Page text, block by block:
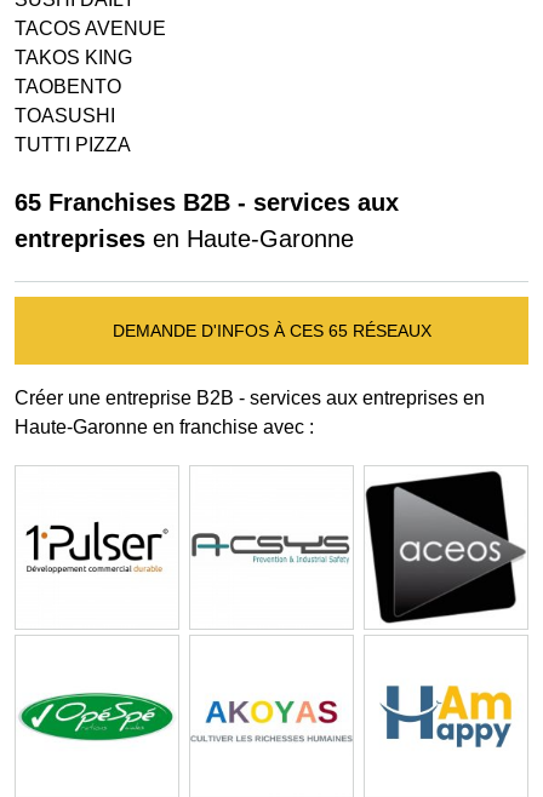
TACOS AVENUE
TAKOS KING
TAOBENTO
TOASUSHI
TUTTI PIZZA
65 Franchises B2B - services aux
entreprises en Haute-Garonne
DEMANDE D'INFOS À CES 65 RÉSEAUX
Créer une entreprise B2B - services aux entreprises en
Haute-Garonne en franchise avec :